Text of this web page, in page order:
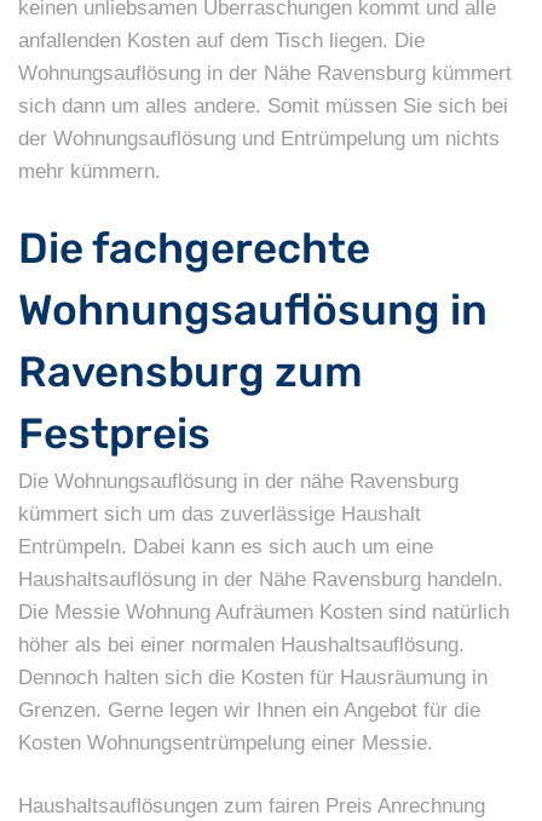
keinen unliebsamen Überraschungen kommt und alle
anfallenden Kosten auf dem Tisch liegen. Die
Wohnungsauflösung in der Nähe Ravensburg kümmert
sich dann um alles andere. Somit müssen Sie sich bei
der Wohnungsauflösung und Entrümpelung um nichts
mehr kümmern.
Die fachgerechte
Wohnungsauflösung in
Ravensburg zum
Festpreis
Die Wohnungsauflösung in der nähe Ravensburg
kümmert sich um das zuverlässige Haushalt
Entrümpeln. Dabei kann es sich auch um eine
Haushaltsauflösung in der Nähe Ravensburg handeln.
Die Messie Wohnung Aufräumen Kosten sind natürlich
höher als bei einer normalen Haushaltsauflösung.
Dennoch halten sich die Kosten für Hausräumung in
Grenzen. Gerne legen wir Ihnen ein Angebot für die
Kosten Wohnungsentrümpelung einer Messie.
Haushaltsauflösungen zum fairen Preis Anrechnung